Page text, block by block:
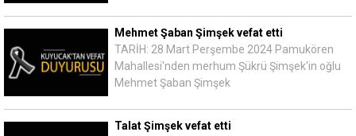
Mehmet Şaban Şimşek vefat etti
TARİH: 28 Mart Perşembe 2024 Pamukören
Mahallesi'nden merhum Şükrü Şimşek'in oğlu
Mehmet Şaban Şimşek
Talat Şimşek vefat etti